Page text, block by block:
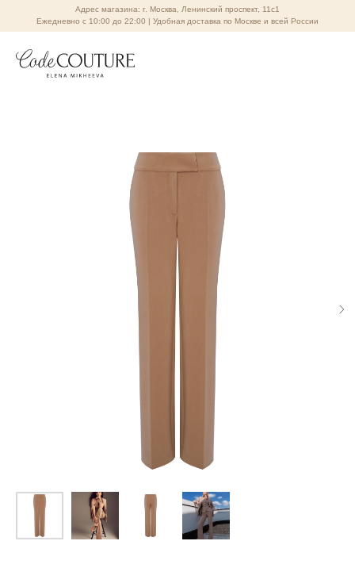
Адрес магазина: г. Москва, Ленинский проспект, 11с1
Ежедневно с 10:00 до 22:00 | Удобная доставка по Москве и всей России